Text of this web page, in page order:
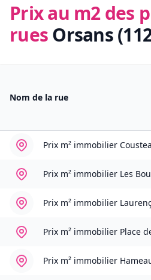
Prix au m2 des
ruesOrsans
Nom de la rue
Prix m² immobilier
Prix m² immobilier Les
Prix m² immobilier
Prix m² immobilier Place
Prix m² immobilier